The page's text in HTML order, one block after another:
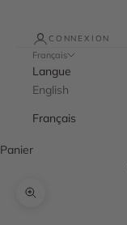
CONNEXION
Français
Langue
English
Français
Panier
Zoomer sur l'image